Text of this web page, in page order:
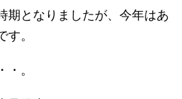
期となりましたが、今年はあ
。
。